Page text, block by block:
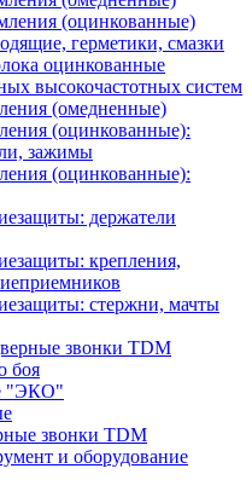
(оцинкованные)
герметики, смазки
оцинкованные
высокочастотных систем
(омедненные)
(оцинкованные):
зажимы
(оцинкованные):
держатели
крепления,
стержни, мачты
звонки TDM
боя
"ЭКО"
звонки TDM
и оборудование